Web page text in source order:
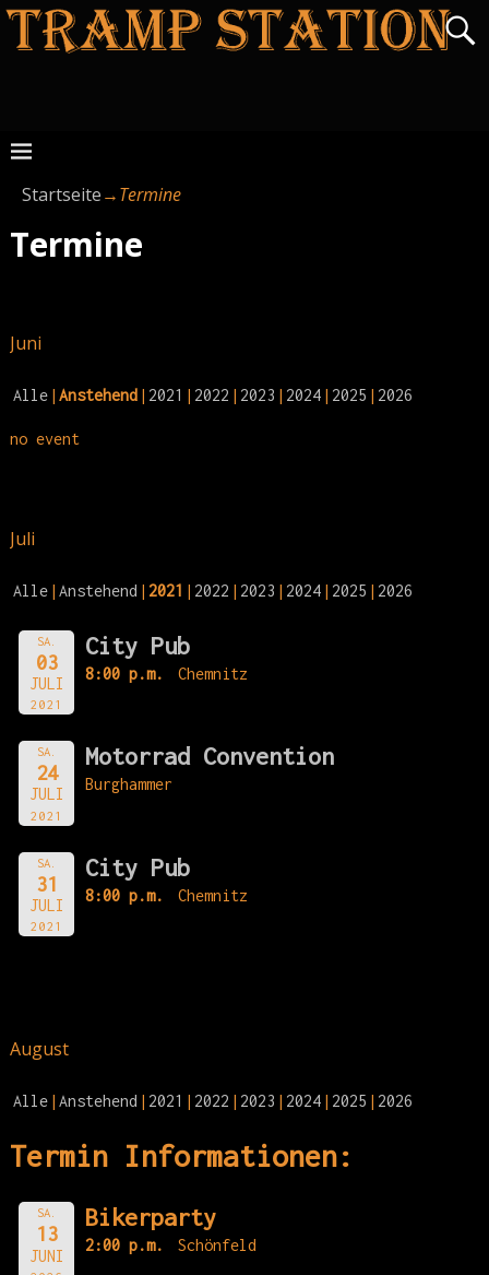
Startseite→Termine
Termine
Juni
Alle Anstehend 2021 2022 2023 2024 2025 2026
no event
Juli
Alle Anstehend 2021 2022 2023 2024 2025 2026
SA.
03
JULI
2021
City Pub
8:00 p.m. Chemnitz
SA.
24
JULI
2021
Motorrad Convention
Burghammer
SA.
31
JULI
2021
City Pub
8:00 p.m. Chemnitz
August
Alle Anstehend 2021 2022 2023 2024 2025 2026
Termin Informationen:
SA.
13
JUNI
Bikerparty
2:00 p.m. Schönfeld